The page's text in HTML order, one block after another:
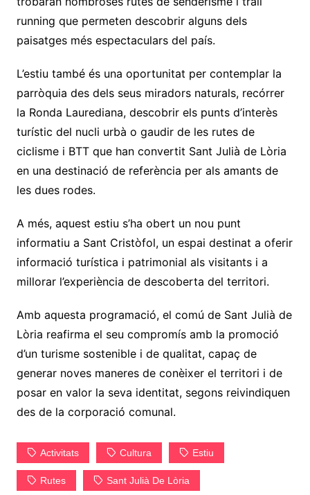
running que permeten descobrir alguns dels
paisatges més espectaculars del país.
L’estiu també és una oportunitat per contemplar la
parròquia des dels seus miradors naturals, recórrer
la Ronda Laurediana, descobrir els punts d’interès
turístic del nucli urbà o gaudir de les rutes de
ciclisme i BTT que han convertit Sant Julià de Lòria
en una destinació de referència per als amants de
les dues rodes.
A més, aquest estiu s’ha obert un nou punt
informatiu a Sant Cristòfol, un espai destinat a oferir
informació turística i patrimonial als visitants i a
millorar l’experiència de descoberta del territori.
Amb aquesta programació, el comú de Sant Julià de
Lòria reafirma el seu compromís amb la promoció
d’un turisme sostenible i de qualitat, capaç de
generar noves maneres de conèixer el territori i de
posar en valor la seva identitat, segons reivindiquen
des de la corporació comunal.
Activitats Cultura Estiu
Rutes Sant Julià De Lòria